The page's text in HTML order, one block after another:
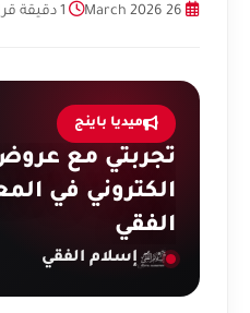
ميديا باينج
تجربتي مع
الكتروني في
الفقي
إسلام الفقي